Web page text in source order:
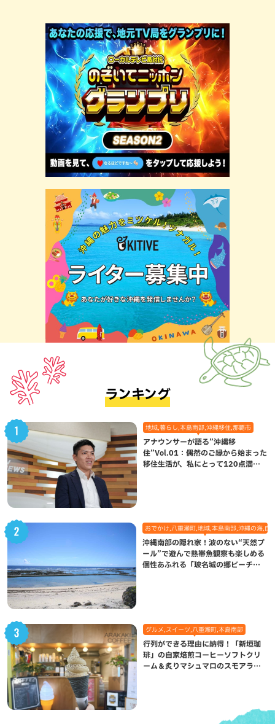
ランキング
地域,暮らし,本島南部,沖縄移住,那覇市
アナウンサーが語る”沖縄移
住”Vol.01：偶然のご縁から始まった
移住生活が、私にとって120点満点
おでかけ,八重瀬町,地域,本島南部,沖縄の海,自
沖縄南部の隠れ家！波のない“天然プ
ール”で遊んで熱帯魚観察も楽しめる
個性あふれる「玻名城の郷ビーチ」
グルメ,スイーツ,八重瀬町,本島南部
行列ができる理由に納得！「新垣珈
琲」の自家焙煎コーヒーソフトクリ
ーム＆炙りマシュマロのスモアラテ